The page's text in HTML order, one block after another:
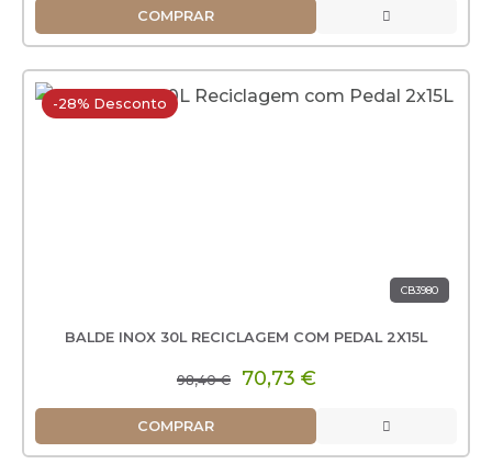
COMPRAR
-28% Desconto
CB3980
BALDE INOX 30L RECICLAGEM COM PEDAL 2X15L
98,40 € 70,73 €
COMPRAR